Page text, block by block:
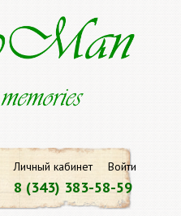
Личный кабинет Войти
8 (343) 383-58-59